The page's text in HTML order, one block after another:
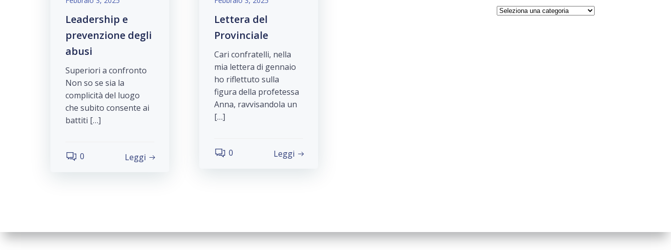
Leadership e
prevenzione degli
abusi
Superiori a confronto
Non so se sia la
complicità del luogo
che subito consente ai
battiti […]
0 Leggi
Lettera del
Provinciale
Cari confratelli, nella
mia lettera di gennaio
ho riflettuto sulla
figura della profetessa
Anna, ravvisandola un
[…]
0 Leggi
Categorie